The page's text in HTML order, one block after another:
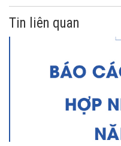
Tin liên quan